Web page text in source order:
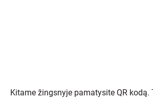
Kitame žingsnyje pamatysite QR kodą.